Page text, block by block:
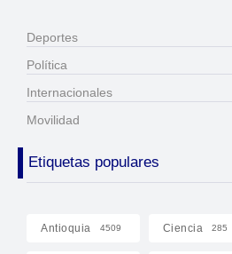
Deportes
Política
Internacionales
Movilidad
Etiquetas populares
Antioquia 4509 Ciencia 285